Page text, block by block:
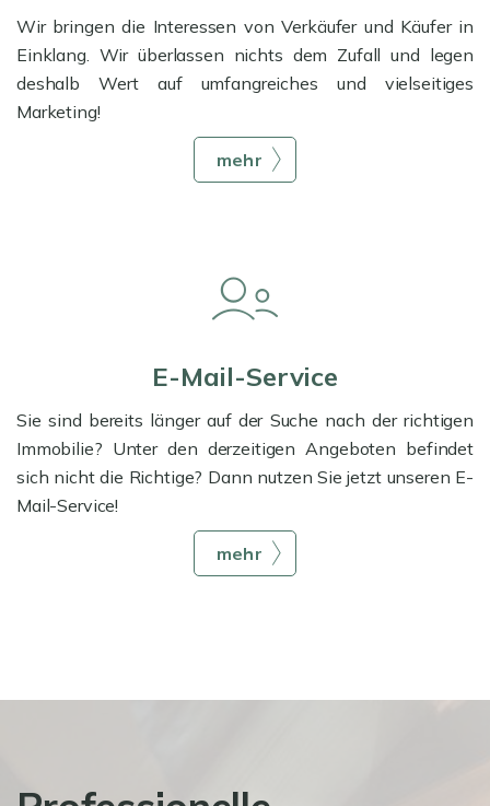
Wir bringen die Interessen von Verkäufer und Käufer in
Einklang. Wir überlassen nichts dem Zufall und legen
deshalb Wert auf umfangreiches und vielseitiges
Marketing!
mehr
E-Mail-Service
Sie sind bereits länger auf der Suche nach der richtigen
Immobilie? Unter den derzeitigen Angeboten befindet
sich nicht die Richtige? Dann nutzen Sie jetzt unseren E-
Mail-Service!
mehr